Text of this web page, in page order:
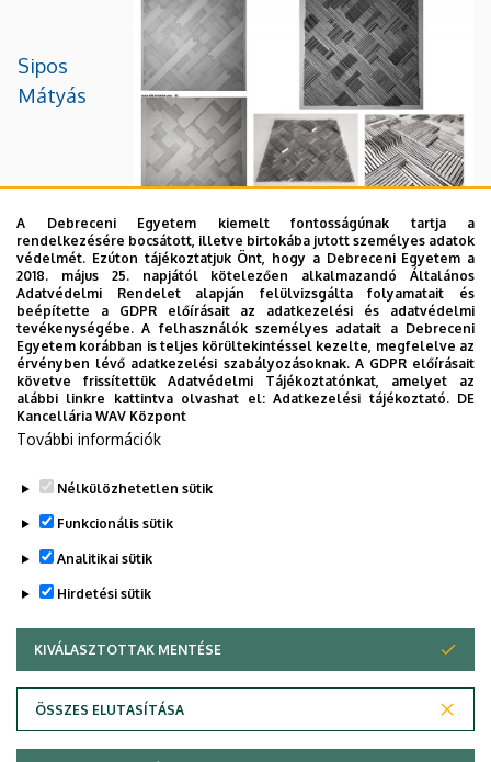
Sipos
Mátyás
Szilágyi
Bence
Legutóbbi frissítés: 2023. 10. 09. 10:00
Adatvédelem
A Debreceni Egyetem kiemelt fontosságúnak tartja a
rendelkezésére bocsátott, illetve birtokába jutott személyes adatok
védelmét. Ezúton tájékoztatjuk Önt, hogy a Debreceni Egyetem a
2018. május 25. napjától kötelezően alkalmazandó Általános
Adatvédelmi Rendelet alapján felülvizsgálta folyamatait és
beépítette a GDPR előírásait az adatkezelési és adatvédelmi
tevékenységébe. A felhasználók személyes adatait a Debreceni
Egyetem korábban is teljes körültekintéssel kezelte, megfelelve az
érvényben lévő adatkezelési szabályozásoknak. A GDPR előírásait
követve frissítettük Adatvédelmi Tájékoztatónkat, amelyet az
alábbi linkre kattintva olvashat el:Adatkezelési tájékoztató. DE
Kancellária WAV Központ
További információk
Nélkülözhetetlen sütik
Funkcionális sütik
Analitikai sütik
Hirdetési sütik
KIVÁLASZTOTTAK MENTÉSE
ÖSSZES ELUTASÍTÁSA
WITHDRAW CONSENT